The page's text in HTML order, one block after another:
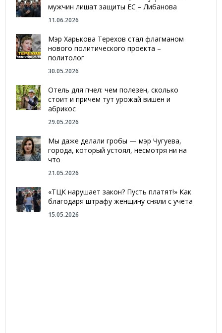
мужчин лишат защиты ЕС – Либанова
11.06.2026
Мэр Харькова Терехов стал флагманом
нового политического проекта –
политолог
30.05.2026
Отель для пчел: чем полезен, сколько
стоит и причем тут урожай вишен и
абрикос
29.05.2026
Мы даже делали гробы — мэр Чугуева,
города, который устоял, несмотря ни на
что
21.05.2026
«ТЦК нарушает закон? Пусть платят!» Как
благодаря штрафу женщину сняли с учета
15.05.2026